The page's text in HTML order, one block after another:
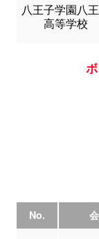
八王子学園八
高等学校
No.